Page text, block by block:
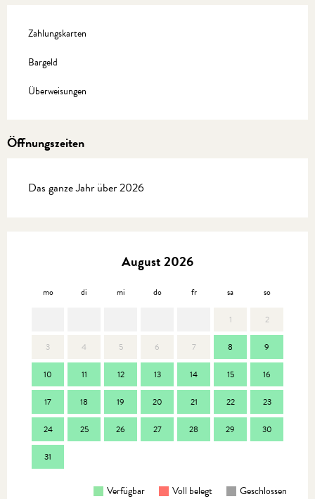
Zahlungskarten
Bargeld
Überweisungen
Öffnungszeiten
Das ganze Jahr über 2026
August 2026
mo di mi do fr sa so
1 2
3 4 5 6 7 8 9
10 11 12 13 14 15 16
17 18 19 20 21 22 23
24 25 26 27 28 29 30
31
Verfügbar Voll belegt Geschlossen